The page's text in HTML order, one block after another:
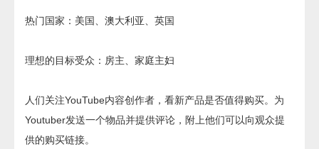
热门国家：美国、澳大利亚、英国
理想的目标受众：房主、家庭主妇
人们关注YouTube内容创作者，看新产品是否值得购买。为
Youtuber发送一个物品并提供评论，附上他们可以向观众提
供的购买链接。